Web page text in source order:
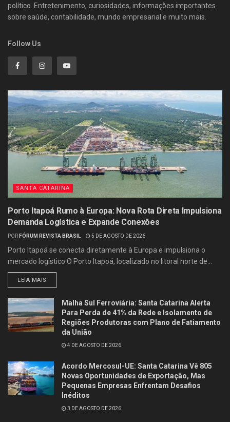
político. Entretenimento, curiosidades, informações importantes
sobre saúde, contabilidade, mundo empresarial e muito mais.
Follow Us
SANTA CATARINA
Porto Itapoá Rumo à Europa: Nova Rota Direta Impulsiona
Demanda Logística e Expande Conexões
POR FÓRUM REVISTA BRASIL 5 DE AGOSTO DE 2026
Porto Itapoá se conecta diretamente à Europa e impulsiona o
mercado logístico O Porto Itapoá, localizado no litoral norte de...
LEIA MAIS
Malha Sul Ferroviária: Santa Catarina Alerta
Para Perda de 41% da Rede e Isolamento de
Regiões Produtoras com Plano de Fatiamento
da União
4 DE AGOSTO DE 2026
Acordo Mercosul-UE: Santa Catarina Vê 805
Novas Oportunidades de Exportação, Mas
Pequenas Empresas Enfrentam Desafios
Inéditos
3 DE AGOSTO DE 2026